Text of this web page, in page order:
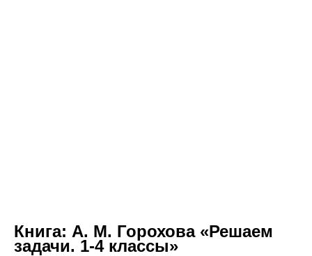
Книга: А. М. Горохова «Решаем
задачи. 1-4 классы»